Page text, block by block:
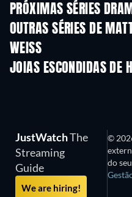
PRÓXIMAS SÉRIES
Temporada 4
OUTRAS SÉRIES DE
WEISS
JOIAS ESCONDIDAS DE
JustWatchThe
Streaming
Guide
We are hiring!
©
do